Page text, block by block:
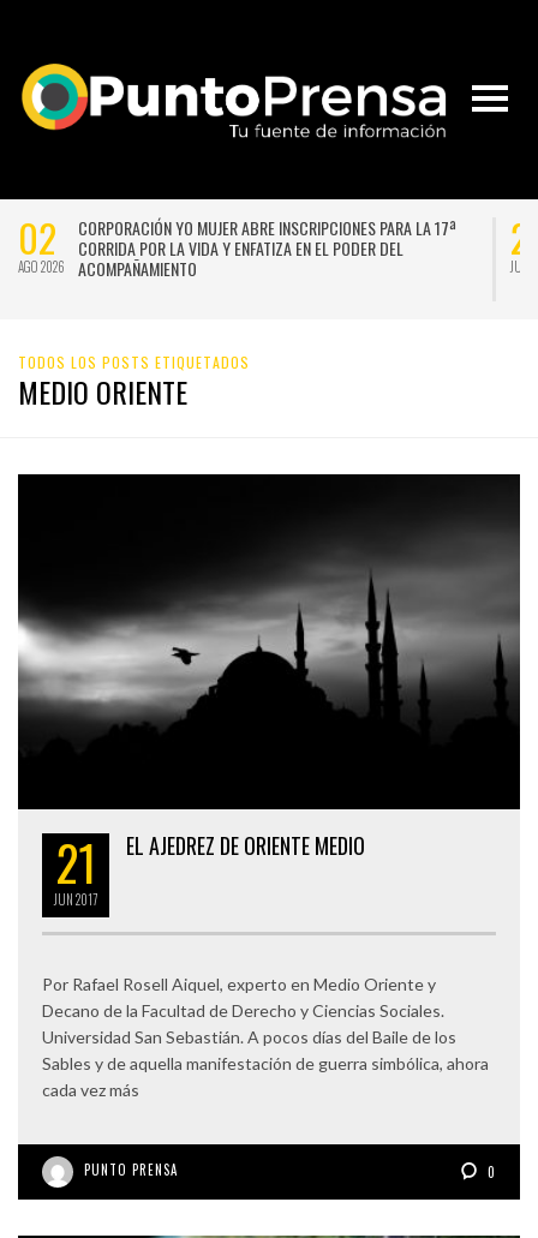
02
AGO 2026
CORPORACIÓN YO MUJER ABRE INSCRIPCIONES PARA LA 17ª
CORRIDA POR LA VIDA Y ENFATIZA EN EL PODER DEL
ACOMPAÑAMIENTO
JUL
TODOS LOS POSTS ETIQUETADOS
MEDIO ORIENTE
21
JUN2017
EL AJEDREZ DE ORIENTE MEDIO
Por Rafael Rosell Aiquel, experto en Medio Oriente y
Decano de la Facultad de Derecho y Ciencias Sociales.
Universidad San Sebastián. A pocos días del Baile de los
Sables y de aquella manifestación de guerra simbólica, ahora
cada vez más
PUNTO PRENSA 0